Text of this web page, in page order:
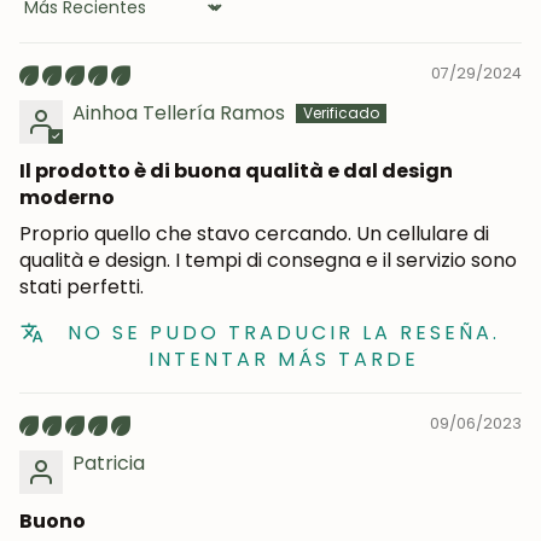
Sort by
07/29/2024
Ainhoa Tellería Ramos
Il prodotto è di buona qualità e dal design
moderno
Proprio quello che stavo cercando. Un cellulare di
qualità e design. I tempi di consegna e il servizio sono
stati perfetti.
NO SE PUDO TRADUCIR LA RESEÑA.
INTENTAR MÁS TARDE
09/06/2023
Patricia
Buono